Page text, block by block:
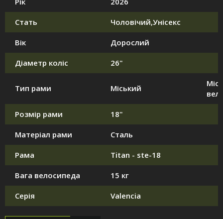
Стать Чоловічий,Унісекс
Вік Дорослий
Діаметр коліс 26"
Тип рами Міський
Розмір рами 18"
Матеріал рами Сталь
Рама Titan - ste-18
Вага велосипеда 15 кг
Серія Valencia